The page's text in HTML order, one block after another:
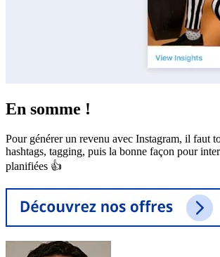
En somme !
Pour générer un revenu avec Instagram, il faut
hashtags, tagging, puis la bonne façon pour
planifiées 👍